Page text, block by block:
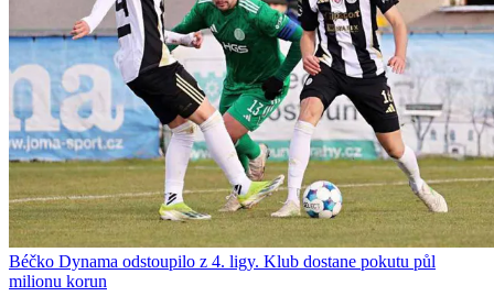
Béčko Dynama odstoupilo z 4. ligy. Klub dostane pokutu půl
milionu korun